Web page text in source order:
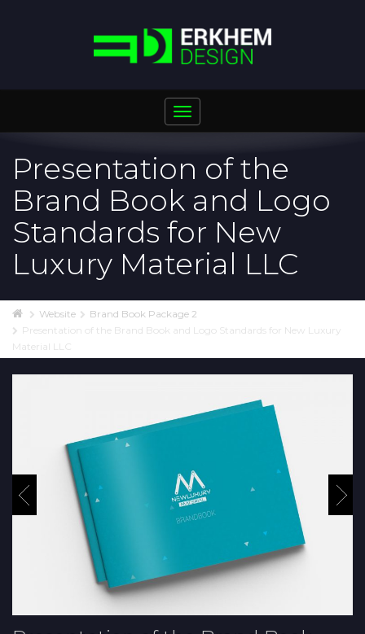
Toggle
navigation
Presentation of the
Brand Book and Logo
Standards for New
Luxury Material LLC
Website
Brand Book Package 2
Presentation of the Brand Book and Logo Standards for New Luxury
Material LLC